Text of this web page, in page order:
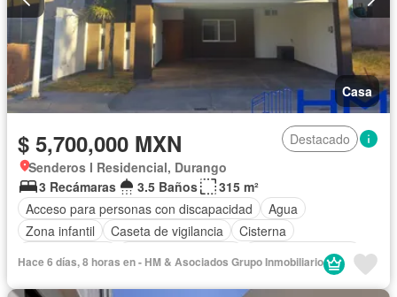
Casa
$ 5,700,000 MXN
Destacado
Senderos I Residencial, Durango
3 Recámaras
3.5 Baños
315 m²
Acceso para personas con discapacidad
Agua
Zona infantil
Caseta de vigilancia
Cisterna
Cuarto de servicio
Internet
Hace 6 días, 8 horas en - HM & Asociados Grupo Inmobiliario